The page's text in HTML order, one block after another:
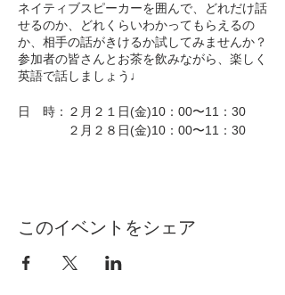
ネイティブスピーカーを囲んで、どれだけ話
せるのか、どれくらいわかってもらえるの
か、相手の話がきけるか試してみませんか？
参加者の皆さんとお茶を飲みながら、楽しく
英語で話しましょう♩
日 時：２月２１日(金)10：00〜11：30
２月２８日(金)10：00〜11：30
※この機会に会員になると2021年3
定 員：２５名（先着順）
このイベントをシェア